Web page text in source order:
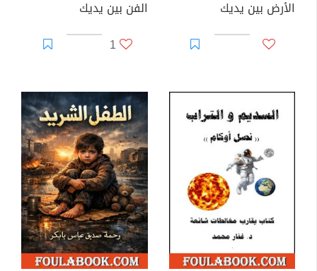
الأرض بين يديك
الفن بين يديك
1